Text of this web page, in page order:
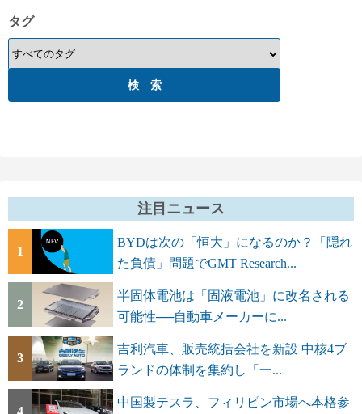
タグ
注目ニュース
1
BYDは次の「恒大」になるのか？「隠れ
た負債」問題でGMT Research...
2
半固体電池は「固液電池」に改名される
可能性──自動車メーカーに...
3
吉利汽車、販売統括会社を新設 中核4ブ
ランドの体制を集約し「一...
中国製テスラ、フィリピン市場へ本格参